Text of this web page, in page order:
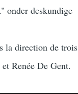
onder deskundige
la direction de trois
Renée De Gent.